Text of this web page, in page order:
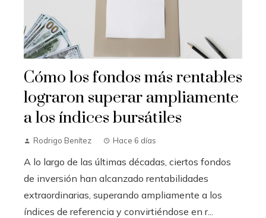
Cómo los fondos más rentables
lograron superar ampliamente
a los índices bursátiles
Rodrigo Benítez Hace 6 días
A lo largo de las últimas décadas, ciertos fondos
de inversión han alcanzado rentabilidades
extraordinarias, superando ampliamente a los
índices de referencia y convirtiéndose en r...